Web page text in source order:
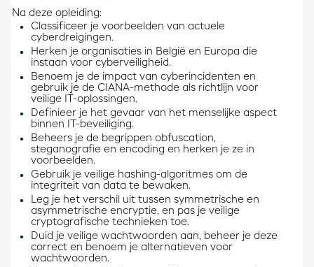
Na deze opleiding:
Classificeer je voorbeelden van actuele
cyberdreigingen.
Herken je organisaties in België en Europa die
instaan voor cyberveiligheid.
Benoem je de impact van cyberincidenten en
gebruik je de CIANA-methode als richtlijn voor
veilige IT-oplossingen.
Definieer je het gevaar van het menselijke aspect
binnen IT-beveiliging.
Beheers je de begrippen obfuscation,
steganografie en encoding en herken je ze in
voorbeelden.
Gebruik je veilige hashing-algoritmes om de
integriteit van data te bewaken.
Leg je het verschil uit tussen symmetrische en
asymmetrische encryptie, en pas je veilige
cryptografische technieken toe.
Duid je veilige wachtwoorden aan, beheer je deze
correct en benoem je alternatieven voor
wachtwoorden.